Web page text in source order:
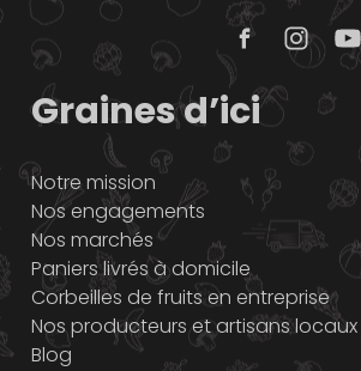
Graines d’ici
Notre mission
Nos engagements
Nos marchés
Paniers livrés à domicile
Corbeilles de fruits en entreprise
Nos producteurs et artisans locaux
Blog